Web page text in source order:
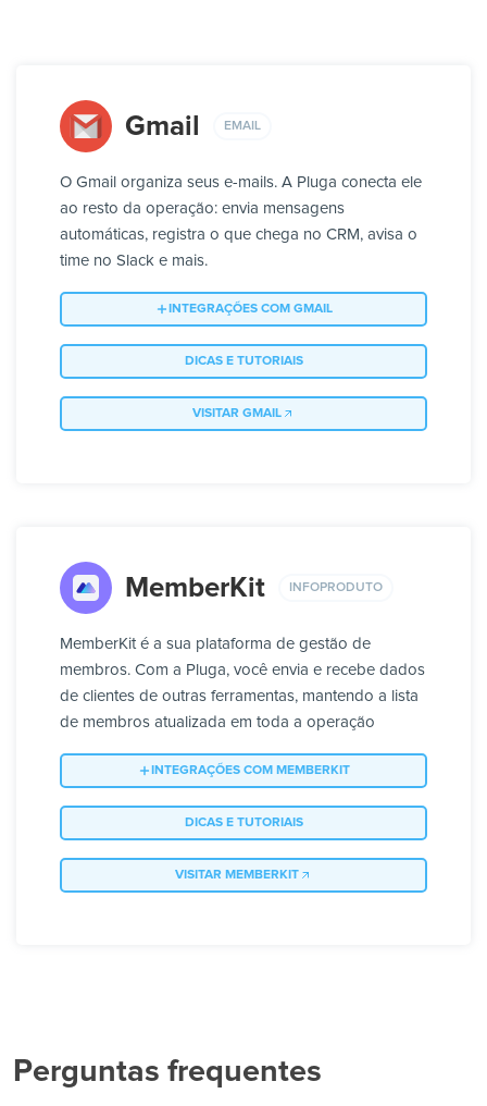
Gmail EMAIL
O Gmail organiza seus e-mails. A Pluga conecta ele
ao resto da operação: envia mensagens
automáticas, registra o que chega no CRM, avisa o
time no Slack e mais.
INTEGRAÇÕES COM GMAIL
DICAS E TUTORIAIS
VISITAR GMAIL
MemberKit INFOPRODUTO
MemberKit é a sua plataforma de gestão de
membros. Com a Pluga, você envia e recebe dados
de clientes de outras ferramentas, mantendo a lista
de membros atualizada em toda a operação
INTEGRAÇÕES COM MEMBERKIT
DICAS E TUTORIAIS
VISITAR MEMBERKIT
Perguntas frequentes